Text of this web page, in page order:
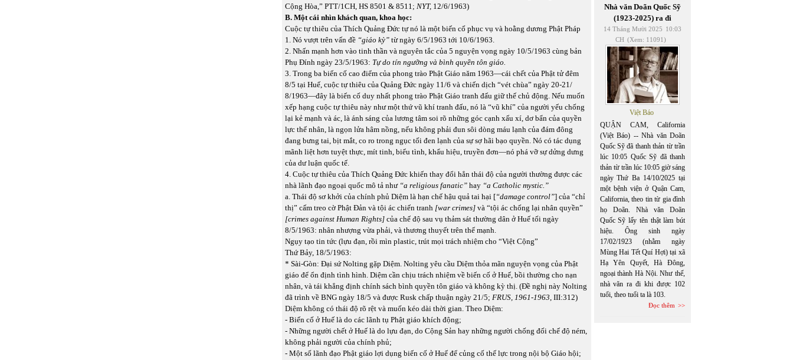
Cộng Hòa,” PTT/1CH, HS 8501 & 8511; NYT, 12/6/1963)
B. Một cái nhìn khách quan, khoa học:
Cuộc tự thiêu của Thích Quảng Đức tự nó là một biến cố phục vụ và hoằng dương Phật Pháp
1. Nó vượt trên vấn đề “giáo kỳ” từ ngày 6/5/1963 tới 10/6/1963.
2. Nhấn mạnh hơn vào tinh thần và nguyên tắc của 5 nguyện vọng ngày 10/5/1963 cùng bản
Phụ Đính ngày 23/5/1963: Tự do tín ngưỡng và bình quyền tôn giáo.
3. Trong ba biến cố cao điểm của phong trào Phật Giáo năm 1963—cái chết của Phật tử đêm
8/5 tại Huế, cuộc tự thiêu của Quảng Đức ngày 11/6 và chiến dịch “vét chùa” ngày 20-21/
8/1963—đây là biến cố duy nhất phong trào Phật Giáo tranh đấu giữ thế chủ động. Nếu muốn
xếp hạng cuộc tự thiêu này như một thứ vũ khí tranh đấu, nó là “vũ khí” của người yếu chống
lại kẻ mạnh và ác, là ánh sáng của lương tâm soi rõ những góc cạnh xấu xí, dơ bẩn của quyền
lực thế nhân, là ngọn lửa hâm nồng, nếu không phải đun sôi dòng máu lạnh của đám đông
đang bưng tai, bịt mắt, co ro trong ngục tối đen lạnh của sự sợ hãi bạo quyền. Nó có tác dụng
mãnh liệt hơn tuyệt thực, mít tinh, biểu tình, khẩu hiệu, truyền đơn—nó phá vỡ sự dửng dưng
của dư luận quốc tế.
4. Cuộc tự thiêu của Thích Quảng Đức khiến thay đổi hẳn thái độ của người thường được các
nhà lãnh đạo ngoại quốc mô tả như “a religious fanatic” hay “a Catholic mystic.”
a. Thái độ sơ khởi của chính phủ Diệm là hạn chế hậu quả tai hại [“damage control”] của “chỉ
thị” cấm treo cờ Phật Đản và tội ác chiến tranh [war crimes] và “tội ác chống lại nhân quyền”
[crimes against Human Rights] của chế độ sau vụ thảm sát thường dân ở Huế tối ngày
8/5/1963: nhân nhượng vừa phải, và thương thuyết trên thế mạnh.
Ngụy tạo tin tức (lựu đạn, rồi mìn plastic, trút mọi trách nhiệm cho “Việt Cộng”
Thứ Bảy, 18/5/1963:
* Sài-Gòn: Đại sứ Nolting gặp Diệm. Nolting yêu cầu Diệm thỏa mãn nguyện vọng của Phật
giáo để ổn định tình hình. Diệm cần chịu trách nhiệm về biến cố ở Huế, bồi thường cho nạn
nhân, và tái khẳng định chính sách bình quyền tôn giáo và không kỳ thị. (Đề nghị này Nolting
đã trình về BNG ngày 18/5 và được Rusk chấp thuận ngày 21/5; FRUS, 1961-1963, III:312)
Diệm không có thái độ rõ rệt và muốn kéo dài thời gian. Theo Diệm:
- Biến cố ở Huế là do các lãnh tụ Phật giáo khích động;
- Những người chết ở Huế là do lựu đạn, do Cộng Sản hay những người chống đối chế độ ném,
không phải người của chính phủ;
- Một số lãnh đạo Phật giáo lợi dụng biến cố ở Huế để củng cố thế lực trong nội bộ Giáo hội;
Nhà văn Doãn Quốc Sỹ
(1923-2025) ra đi
14 Tháng Mười 2025 10:03
CH (Xem: 11091)
Việt Báo
QUẬN CAM, California
(Việt Báo) -- Nhà văn Doãn
Quốc Sỹ đã thanh thản từ trần
lúc 10:05 Quốc Sỹ đã thanh
thản từ trần lúc 10:05 giờ sáng
ngày Thứ Ba 14/10/2025 tại
một bệnh viện ở Quận Cam,
California, theo tin từ gia đình
họ Doãn. Nhà văn Doãn
Quốc Sỹ lấy tên thật làm bút
hiệu. Ông sinh ngày
17/02/1923 (nhằm ngày
Mùng Hai Tết Quí Hợi) tại xã
Hạ Yên Quyết, Hà Đông,
ngoại thành Hà Nội. Như thế,
nhà văn ra đi khi được 102
tuổi, theo tuổi ta là 103.
Đọc thêm